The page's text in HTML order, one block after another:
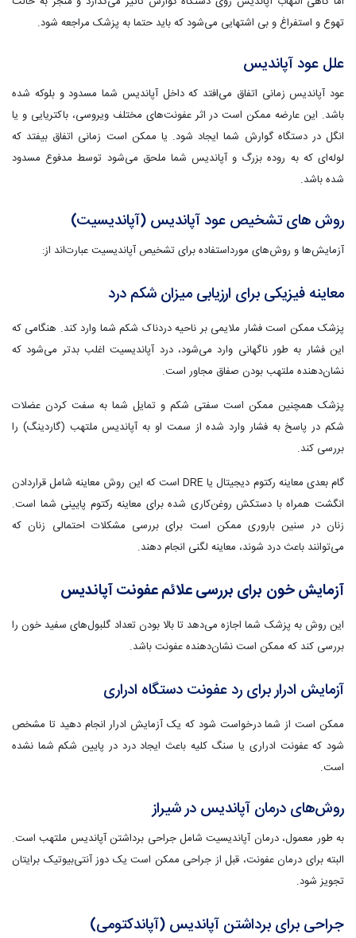
تهوع و استفراغ و بی اشتهایی می‌شود که باید حتما به پزشک مراجعه شود.
علل عود آپاندیس
عود آپاندیس زمانی اتفاق می‌افتد که داخل آپاندیس شما مسدود و بلوکه شده
باشد. این عارضه ممکن است در اثر عفونت‌های مختلف ویروسی، باکتریایی و یا
انگل در دستگاه گوارش شما ایجاد شود. یا ممکن است زمانی اتفاق بیفتد که
لوله‌ای که به روده بزرگ و آپاندیس شما ملحق می‌شود توسط مدفوع مسدود
شده باشد.
روش های تشخیص عود آپاندیس (آپاندیسیت)
آزمایش‌ها و روش‌های مورداستفاده برای تشخیص آپاندیسیت عبارت‌اند از:
معاینه فیزیکی برای ارزیابی میزان شکم درد
پزشک ممکن است فشار ملایمی بر ناحیه دردناک شکم شما وارد کند. هنگامی که
این فشار به طور ناگهانی وارد می‌شود، درد آپاندیسیت اغلب بدتر می‌شود که
نشان‌دهنده ملتهب بودن صفاق مجاور است.
پزشک همچنین ممکن است سفتی شکم و تمایل شما به سفت کردن عضلات
شکم در پاسخ به فشار وارد شده از سمت او به آپاندیس ملتهب (گاردینگ) را
بررسی کند.
گام بعدی معاینه رکتوم دیجیتال یا DRE است که این روش معاینه شامل قراردادن
انگشت همراه با دستکش روغن‌کاری شده برای معاینه رکتوم پایینی شما است.
زنان در سنین باروری ممکن است برای بررسی مشکلات احتمالی زنان که
می‌توانند باعث درد شوند، معاینه لگنی انجام دهند.
آزمایش خون برای بررسی علائم عفونت آپاندیس
این روش به پزشک شما اجازه می‌دهد تا بالا بودن تعداد گلبول‌های سفید خون را
بررسی کند که ممکن است نشان‌دهنده عفونت باشد.
آزمایش ادرار برای رد عفونت دستگاه ادراری
ممکن است از شما درخواست شود که یک آزمایش ادرار انجام دهید تا مشخص
شود که عفونت ادراری یا سنگ کلیه باعث ایجاد درد در پایین شکم شما نشده
است.
روش‌های درمان آپاندیس در شیراز
به طور معمول، درمان آپاندیسیت شامل جراحی برداشتن آپاندیس ملتهب است.
البته برای درمان عفونت، قبل از جراحی ممکن است یک دوز آنتی‌بیوتیک برایتان
تجویز شود.
جراحی برای برداشتن آپاندیس (آپاندکتومی)